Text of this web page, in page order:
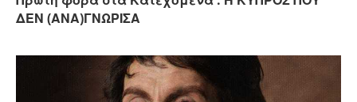
ΔΕΝ (ΑΝΑ)ΓΝΩΡΙΣΑ